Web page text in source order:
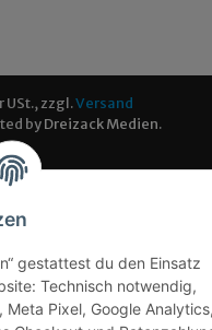
gestattest du den Einsatz
Technisch notwendig,
Meta Pixel, Google
USt., zzgl.Versand
byDreizack Medien.